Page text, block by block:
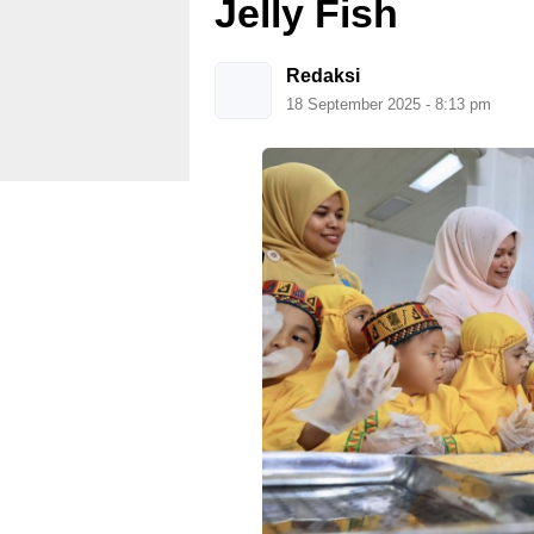
Jelly Fish
Redaksi
18 September 2025 - 8:13 pm